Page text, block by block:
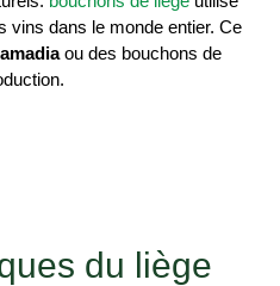
vins dans le monde entier. Ce
amadiaou des bouchons de
du liège